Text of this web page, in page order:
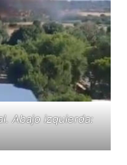
Abajo izquierda: